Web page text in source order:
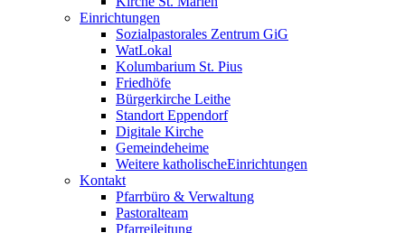
Einrichtungen
Sozialpastorales Zentrum GiG
WatLokal
Kolumbarium St. Pius
Friedhöfe
Bürgerkirche Leithe
Standort Eppendorf
Digitale Kirche
Gemeindeheime
Weitere katholische­­Einrichtungen
Kontakt
Pfarrbüro & Verwaltung
Pastoralteam
Pfarreileitung